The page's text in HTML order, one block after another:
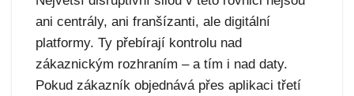
ani centrály, ani franšízanti, ale digitální
platformy. Ty přebírají kontrolu nad
zákaznickým rozhraním – a tím i nad daty.
Pokud zákazník objednává přes aplikaci třetí